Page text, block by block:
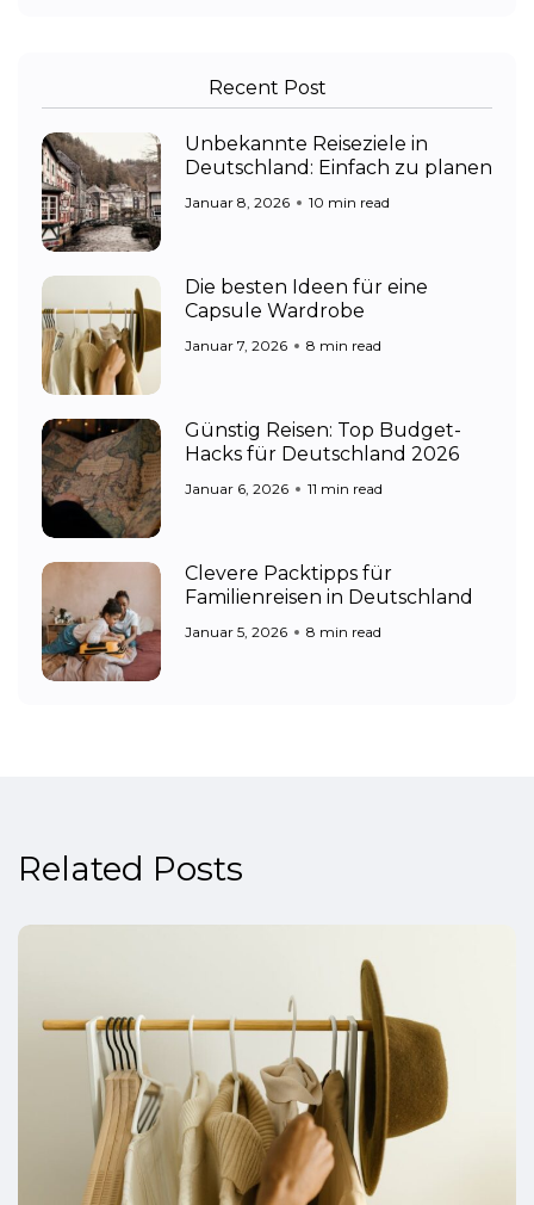
Recent Post
Unbekannte Reiseziele in
Deutschland: Einfach zu planen
Januar 8, 2026 10 min read
Die besten Ideen für eine
Capsule Wardrobe
Januar 7, 2026 8 min read
Günstig Reisen: Top Budget-
Hacks für Deutschland 2026
Januar 6, 2026 11 min read
Clevere Packtipps für
Familienreisen in Deutschland
Januar 5, 2026 8 min read
Related Posts